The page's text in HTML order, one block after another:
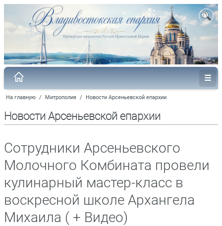
На главную / Митрополия / Новости Арсеньевской епархии
Новости Арсеньевской епархии
Сотрудники Арсеньевского
Молочного Комбината провели
кулинарный мастер-класс в
воскресной школе Архангела
Михаила ( + Видео)